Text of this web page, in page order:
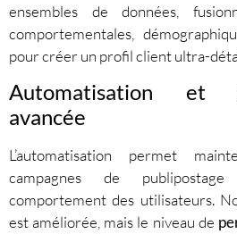
ensembles de données,
comportementales,
pour créer un profil client ultra-
Automatisation et
avancée
L’automatisation permet
campagnes de
comportement des utilisateurs.
est améliorée, mais le niveau de